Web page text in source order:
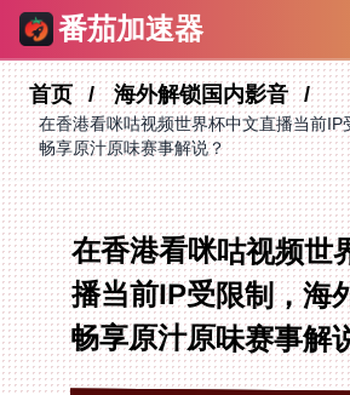
番茄加速器
首页 海外解锁国内影音
在香港看咪咕视频世界杯中文直播当前IP
畅享原汁原味赛事解说？
在香港看咪咕视频世
播当前IP受限制，海
畅享原汁原味赛事解